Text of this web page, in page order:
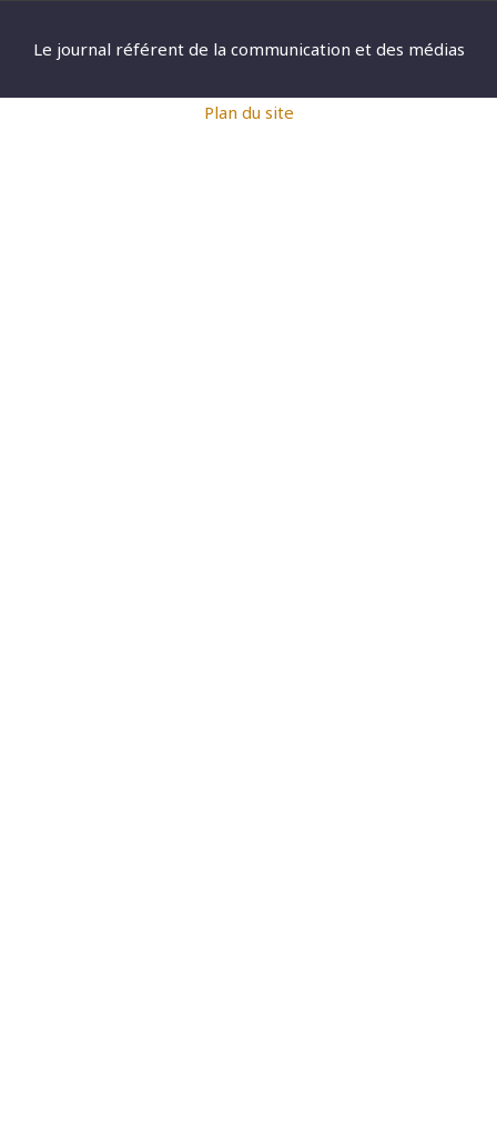
Le journal référent de la communication et des médias
Plan du site